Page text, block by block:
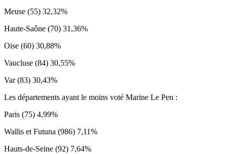
Meuse (55) 32,32%
Haute-Saône (70) 31,36%
Oise (60) 30,88%
Vaucluse (84) 30,55%
Var (83) 30,43%
Les départements ayant le moins voté Marine Le Pen :
Paris (75) 4,99%
Wallis et Futuna (986) 7,11%
Hauts-de-Seine (92) 7,64%